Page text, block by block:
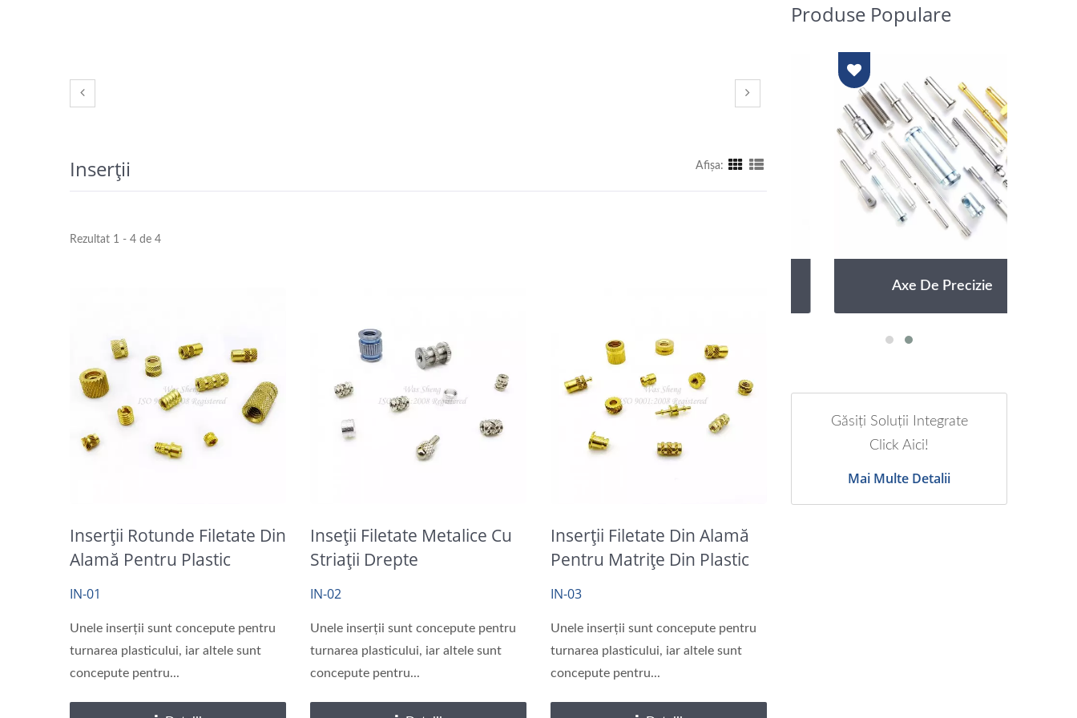
Inserții Afişa:
Rezultat 1 - 4 de 4
Inserții Rotunde Filetate Din
Alamă Pentru Plastic
IN-01
Unele inserții sunt concepute pentru
turnarea plasticului, iar altele sunt
concepute pentru...
Inseții Filetate Metalice Cu
Striații Drepte
IN-02
Unele inserții sunt concepute pentru
turnarea plasticului, iar altele sunt
concepute pentru...
Inserții Filetate Din Alamă
Pentru Matrițe Din Plastic
IN-03
Unele inserții sunt concepute pentru
turnarea plasticului, iar altele sunt
concepute pentru...
Produse Populare
Axe De Precizie
Găsiți Soluții Integrate
Click Aici!
Mai Multe Detalii